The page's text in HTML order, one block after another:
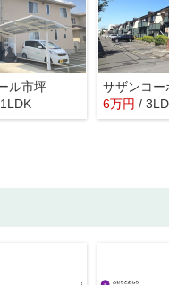
ル市坪
サザンコ
6万円 /